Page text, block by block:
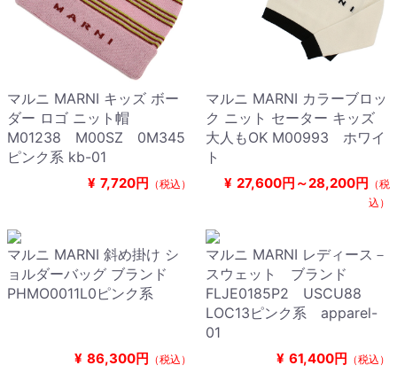
マルニ MARNI キッズ ボー
ダー ロゴ ニット帽
M01238 M00SZ 0M345
ピンク系 kb-01
¥ 7,720円 （税込）
マルニ MARNI カラーブロッ
ク ニット セーター キッズ
大人もOK M00993 ホワイ
ト
¥ 27,600円～28,200円 （税
込）
マルニ MARNI 斜め掛け シ
ョルダーバッグ ブランド
PHMO0011L0ピンク系
¥ 86,300円 （税込）
マルニ MARNI レディース－
スウェット ブランド
FLJE0185P2 USCU88
LOC13ピンク系 apparel-
01
¥ 61,400円 （税込）